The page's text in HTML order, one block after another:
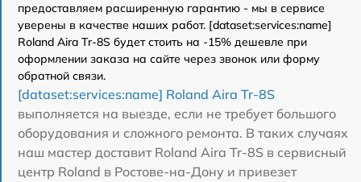
предоставляем расширенную гарантию - мы в сервисе
уверены в качестве наших работ. [dataset:services:name]
Roland Aira Tr-8S будет стоить на -15% дешевле при
оформлении заказа на сайте через звонок или форму
обратной связи.
[dataset:services:name] Roland Aira Tr-8S
выполняется на выезде, если не требует большого
оборудования и сложного ремонта. В таких случаях
наш мастер доставит Roland Aira Tr-8S в сервисный
центр Roland в Ростове-на-Дону и привезет